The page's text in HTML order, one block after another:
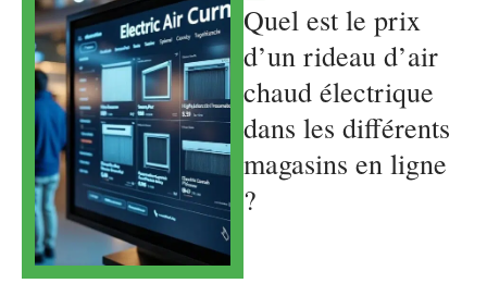
Quel est le prix
d’un rideau d’air
chaud électrique
dans les différents
magasins en ligne
?